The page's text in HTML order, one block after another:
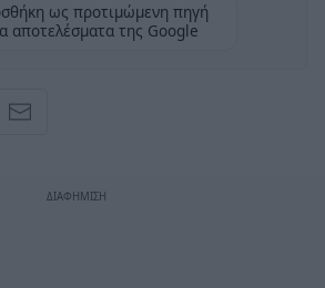
ως προτιμώμενη πηγή
αποτελέσματα της Google